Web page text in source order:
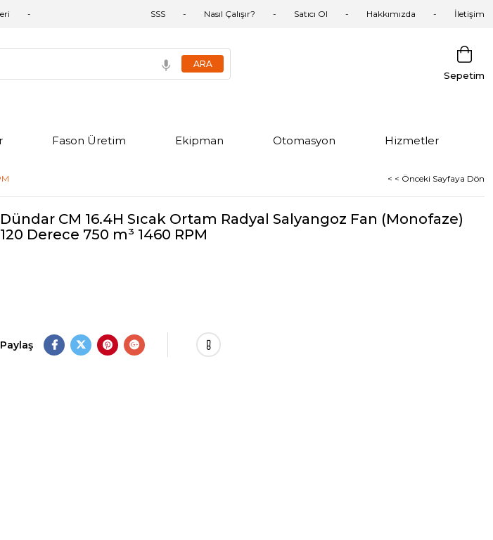
SSS Nasıl Çalışır? Satıcı Ol Hakkımızda İletişim
Sepetim
Fason Üretim Ekipman Otomasyon Hizmetler
< < Önceki Sayfaya Dön
Dündar CM 16.4H Sıcak Ortam Radyal Salyangoz Fan (Monofaze)
120 Derece 750 m³ 1460 RPM
Paylaş